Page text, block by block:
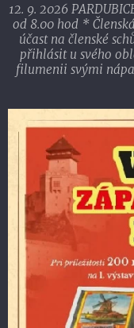
12. 9. 2026
od 8.00 hod *
účast na členské
přihlásit u svého
filumenii svými